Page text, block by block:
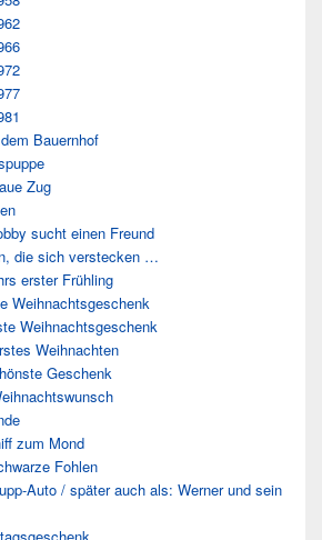
Bauernhof
Zug
sucht einen Freund
die sich verstecken …
erster Frühling
Weihnachtsgeschenk
Weihnachtsgeschenk
Weihnachten
Geschenk
zum Mond
Fohlen
Auto / später auch als: Werner und sein